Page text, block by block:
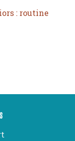
: routine